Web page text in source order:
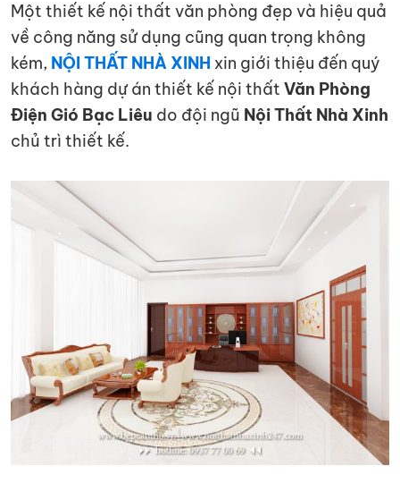
Một thiết kế nội thất văn phòng đẹp và hiệu quả
về công năng sử dụng cũng quan trọng không
kém, NỘI THẤT NHÀ XINH xin giới thiệu đến quý
khách hàng dự án thiết kế nội thất Văn Phòng
Điện Gió Bạc Liêu do đội ngũ Nội Thất Nhà Xinh
chủ trì thiết kế.